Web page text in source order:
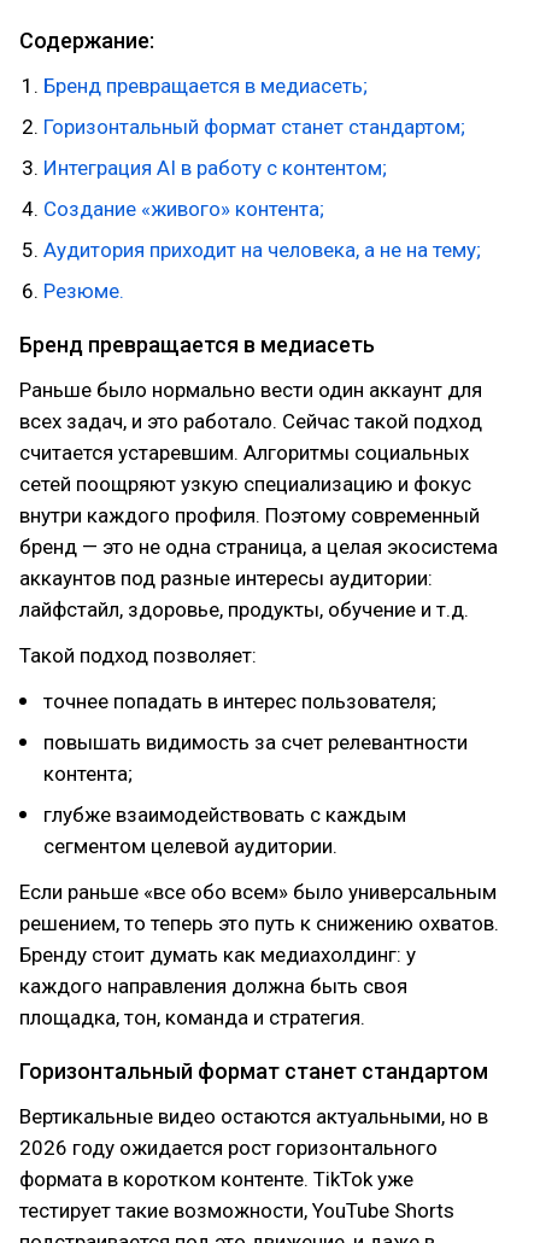
Содержание:
Бренд превращается в медиасеть;
Горизонтальный формат станет стандартом;
Интеграция AI в работу с контентом;
Создание «живого» контента;
Аудитория приходит на человека, а не на тему;
Резюме.
Бренд превращается в медиасеть
Раньше было нормально вести один аккаунт для
всех задач, и это работало. Сейчас такой подход
считается устаревшим. Алгоритмы социальных
сетей поощряют узкую специализацию и фокус
внутри каждого профиля. Поэтому современный
бренд — это не одна страница, а целая экосистема
аккаунтов под разные интересы аудитории:
лайфстайл, здоровье, продукты, обучение и т.д.
Такой подход позволяет:
точнее попадать в интерес пользователя;
повышать видимость за счет релевантности
контента;
глубже взаимодействовать с каждым
сегментом целевой аудитории.
Если раньше «все обо всем» было универсальным
решением, то теперь это путь к снижению охватов.
Бренду стоит думать как медиахолдинг: у
каждого направления должна быть своя
площадка, тон, команда и стратегия.
Горизонтальный формат станет стандартом
Вертикальные видео остаются актуальными, но в
2026 году ожидается рост горизонтального
формата в коротком контенте. TikTok уже
тестирует такие возможности, YouTube Shorts